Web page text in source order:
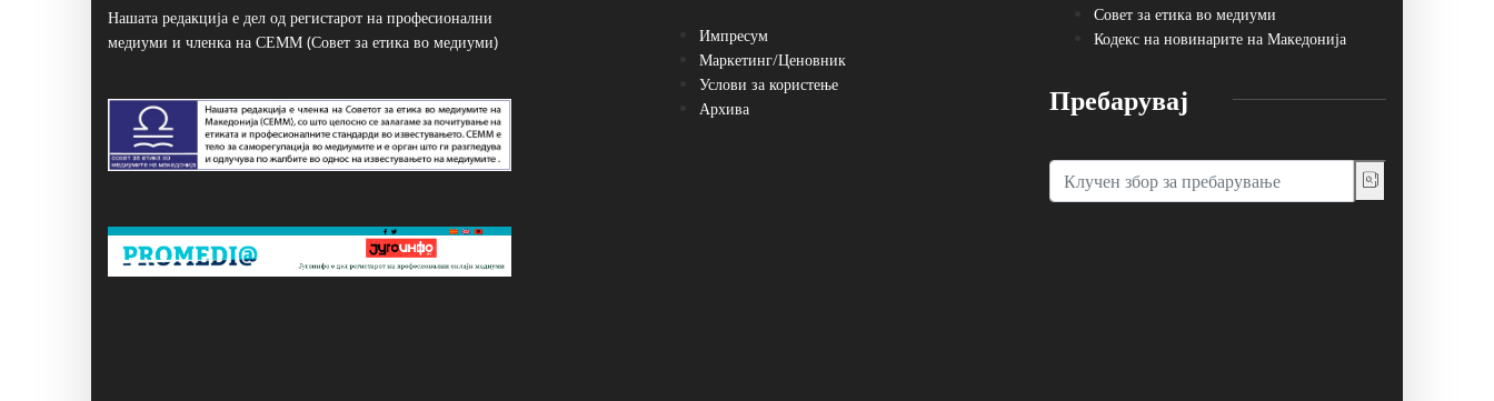
Нашата редакција е дел од регистарот на професионални
медиуми и членка на СЕММ (Совет за етика во медиуми)
Импресум
Маркетинг/Ценовник
Услови за користење
Архива
Совет за етика во медиуми
Кодекс на новинарите на Македонија
Пребарувај